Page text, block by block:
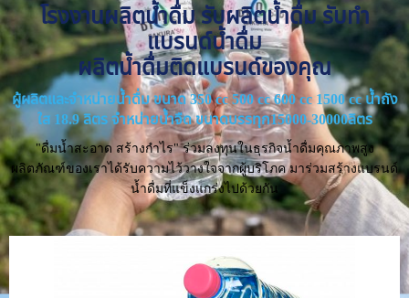
โรงงานผลิตน้ำดื่ม รับผลิตน้ำดื่ม รับทำ
แบรนด์น้ำดื่ม
ผลิตน้ำดื่มติดแบรนด์ของคุณ
ผู้ผลิตและจำหน่ายน้ำดื่ม ขนาด 350 cc 500 cc 600 cc 1500 cc น้ำถัง
ใส 18.9 ลิตร จำหน่ายน้ำจืด ขนาดบรรทุก15000-30000ลิตร
"ดื่มน้ำสะอาด สร้างกำไร" ร่วมลงทุนในธุรกิจน้ำดื่มคุณภาพสูง
ผลิตภัณฑ์ของเราได้รับความไว้วางใจจากผู้บริโภค มาร่วมสร้างแบรนด์
น้ำดื่มที่แข็งแกร่งไปด้วยกัน